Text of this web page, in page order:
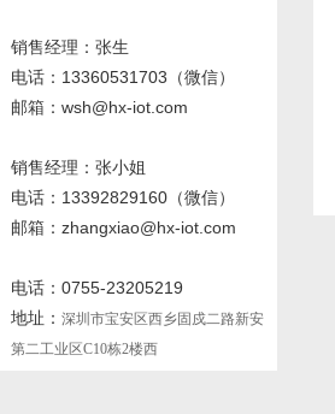
销售经理：张生
电话 ：13360531703 （微信）
邮箱：wsh@hx-iot.com
销售经理：张小姐
电话 ：13392829160 （微信）
邮箱：zhangxiao@hx-iot.com
电话：0755-23205219
地址： 深圳市宝安区西乡固戍二路新安
第二工业区C10栋2楼西